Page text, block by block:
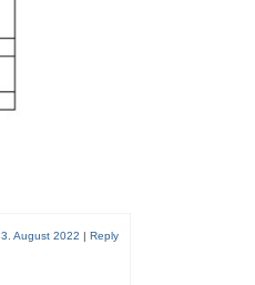
3. August 2022 | Reply